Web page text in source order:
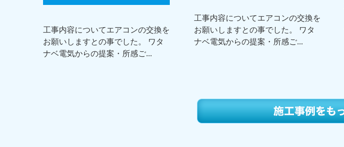
工事内容についてエアコンの交換を
お願いしますとの事でした。 ワタ
ナベ電気からの提案・所感ご...
工事内容についてエアコンの交換を
お願いしますとの事でした。 ワタ
ナベ電気からの提案・所感ご...